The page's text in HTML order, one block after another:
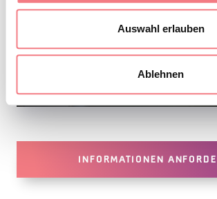
Auswahl erlauben
Ablehnen
INFORMATIONEN